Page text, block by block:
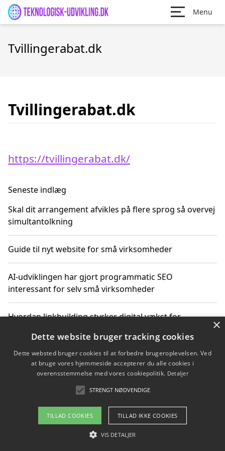
Menu
Tvillingerabat.dk
Tvillingerabat.dk
https://tvillingerabat.dk/
Seneste indlæg
Skal dit arrangement afvikles på flere sprog så overvej
simultantolkning
Guide til nyt website for små virksomheder
AI-udviklingen har gjort programmatic SEO
interessant for selv små virksomheder
Hvordan linkbuilding styrker digital vækst for
Sådan har udviklingen inden for genbrug af elektronik
ændret sig
Copyright 2026 - Pilanto Aps
Om / kontakt
×
Dette website bruger tracking cookies
Dette websted bruger cookies til at forbedre brugeroplevelsen. Ved
at bruge vores hjemmeside accepterer du alle cookies i
overensstemmelse med vores cookiepolitik. Detaljer
STRENGT NØDVENDIGE
TILLAD COOKIES TILLAD IKKE COOKIES
VIS DETALJER